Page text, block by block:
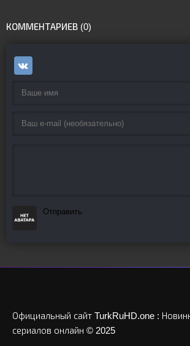
КОММЕНТАРИЕВ (0)
Отправить
Официальный сайт TurkRuHD.one :
сериалов онлайн © 2025